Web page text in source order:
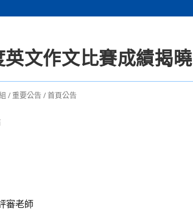
文作文比賽成績揭曉
/重要公告/首頁公告
審老師